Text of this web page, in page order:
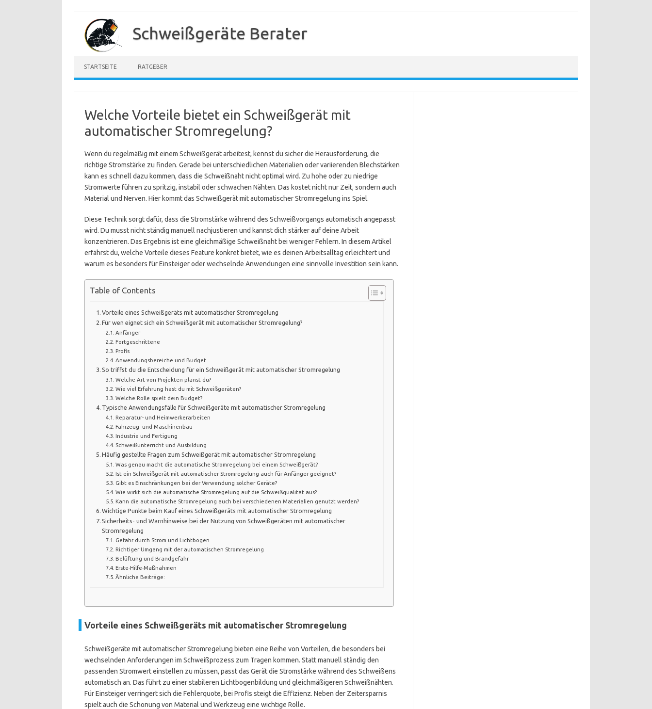
springen
Schweißgeräte Berater
STARTSEITE RATGEBER
Welche Vorteile bietet ein Schweißgerät mit
automatischer Stromregelung?
Wenn du regelmäßig mit einem Schweißgerät arbeitest, kennst du sicher die Herausforderung, die
richtige Stromstärke zu finden. Gerade bei unterschiedlichen Materialien oder variierenden Blechstärken
kann es schnell dazu kommen, dass die Schweißnaht nicht optimal wird. Zu hohe oder zu niedrige
Stromwerte führen zu spritzig, instabil oder schwachen Nähten. Das kostet nicht nur Zeit, sondern auch
Material und Nerven. Hier kommt das Schweißgerät mit automatischer Stromregelung ins Spiel.
Diese Technik sorgt dafür, dass die Stromstärke während des Schweißvorgangs automatisch angepasst
wird. Du musst nicht ständig manuell nachjustieren und kannst dich stärker auf deine Arbeit
konzentrieren. Das Ergebnis ist eine gleichmäßige Schweißnaht bei weniger Fehlern. In diesem Artikel
erfährst du, welche Vorteile dieses Feature konkret bietet, wie es deinen Arbeitsalltag erleichtert und
warum es besonders für Einsteiger oder wechselnde Anwendungen eine sinnvolle Investition sein kann.
Table of Contents
Vorteile eines Schweißgeräts mit automatischer Stromregelung
Für wen eignet sich ein Schweißgerät mit automatischer Stromregelung?
Anfänger
Fortgeschrittene
Profis
Anwendungsbereiche und Budget
So triffst du die Entscheidung für ein Schweißgerät mit automatischer Stromregelung
Welche Art von Projekten planst du?
Wie viel Erfahrung hast du mit Schweißgeräten?
Welche Rolle spielt dein Budget?
Typische Anwendungsfälle für Schweißgeräte mit automatischer Stromregelung
Reparatur- und Heimwerkerarbeiten
Fahrzeug- und Maschinenbau
Industrie und Fertigung
Schweißunterricht und Ausbildung
Häufig gestellte Fragen zum Schweißgerät mit automatischer Stromregelung
Was genau macht die automatische Stromregelung bei einem Schweißgerät?
Ist ein Schweißgerät mit automatischer Stromregelung auch für Anfänger geeignet?
Gibt es Einschränkungen bei der Verwendung solcher Geräte?
Wie wirkt sich die automatische Stromregelung auf die Schweißqualität aus?
Kann die automatische Stromregelung auch bei verschiedenen Materialien genutzt werden?
Wichtige Punkte beim Kauf eines Schweißgeräts mit automatischer Stromregelung
Sicherheits- und Warnhinweise bei der Nutzung von Schweißgeräten mit automatischer
Stromregelung
Gefahr durch Strom und Lichtbogen
Richtiger Umgang mit der automatischen Stromregelung
Belüftung und Brandgefahr
Erste-Hilfe-Maßnahmen
Ähnliche Beiträge:
Vorteile eines Schweißgeräts mit automatischer Stromregelung
Schweißgeräte mit automatischer Stromregelung bieten eine Reihe von Vorteilen, die besonders bei
wechselnden Anforderungen im Schweißprozess zum Tragen kommen. Statt manuell ständig den
passenden Stromwert einstellen zu müssen, passt das Gerät die Stromstärke während des Schweißens
automatisch an. Das führt zu einer stabileren Lichtbogenbildung und gleichmäßigeren Schweißnähten.
Für Einsteiger verringert sich die Fehlerquote, bei Profis steigt die Effizienz. Neben der Zeitersparnis
spielt auch die Schonung von Material und Werkzeug eine wichtige Rolle.